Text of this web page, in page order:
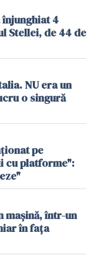
înjunghiat 4
Stellei, de 44 de
NU era un
o singură
pe
cu platforme":
mașină, într-un
în fața